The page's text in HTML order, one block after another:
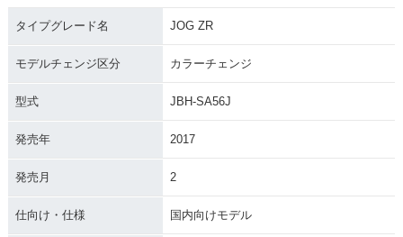
2017年 JOG ZR・
2015年 JOG ZR・
2013年 JOG ZR Sp
別・限定仕様
2013年 JOG ZR・
タイプグレード名 JOG ZR
モデルチェンジ区分 カラーチェンジ
型式 JBH-SA56J
発売年 2017
発売月 2
仕向け・仕様 国内向けモデル